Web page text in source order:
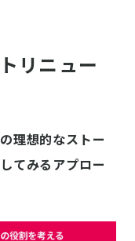
リニュー
理想的なストー
てみるアプロー